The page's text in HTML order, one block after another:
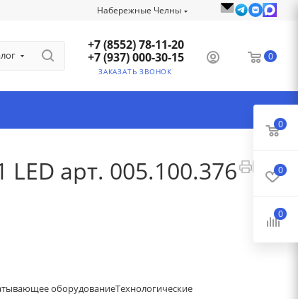
Набережные Челны
+7 (8552) 78-11-20
+7 (937) 000-30-15
ЗАКАЗАТЬ ЗВОНОК
0
арт. 005.100.376
оборудованиеТехнологические
0
0
0